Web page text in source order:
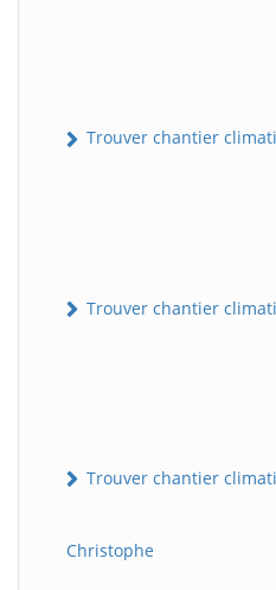
Trouver chantier
Trouver chantier
Trouver chantier
Christophe